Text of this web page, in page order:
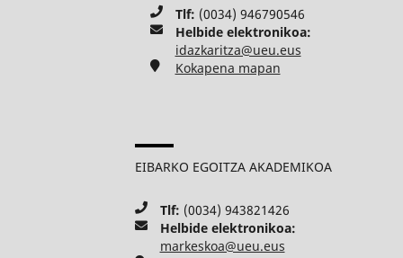
Tlf: (0034) 946790546
Helbide elektronikoa:
idazkaritza@ueu.eus
Kokapena mapan
EIBARKO EGOITZA AKADEMIKOA
Tlf: (0034) 943821426
Helbide elektronikoa:
markeskoa@ueu.eus